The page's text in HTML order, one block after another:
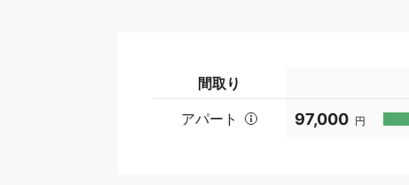
間取り
アパート
97,000 円